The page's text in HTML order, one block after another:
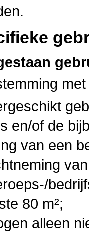
en/of de
van een
80 m²;
alleen